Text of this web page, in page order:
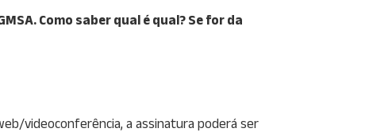
Como saber qual é qual? Se for da
videoconferência, a assinatura poderá ser